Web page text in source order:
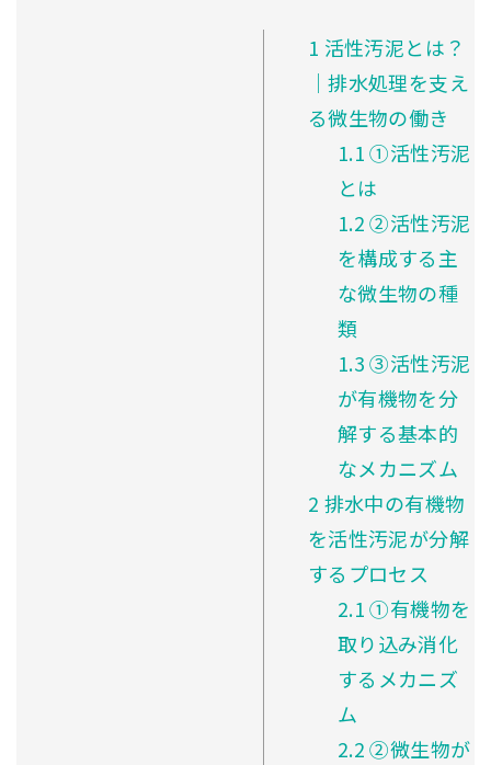
1 活性汚泥とは？
｜排水処理を支え
る微生物の働き
1.1①活性汚泥
とは
1.2②活性汚泥
を構成する主
な微生物の種
類
1.3③活性汚泥
が有機物を分
解する基本的
なメカニズム
2 排水中の有機物
を活性汚泥が分解
するプロセス
2.1①有機物を
取り込み消化
するメカニズ
ム
2.2②微生物が